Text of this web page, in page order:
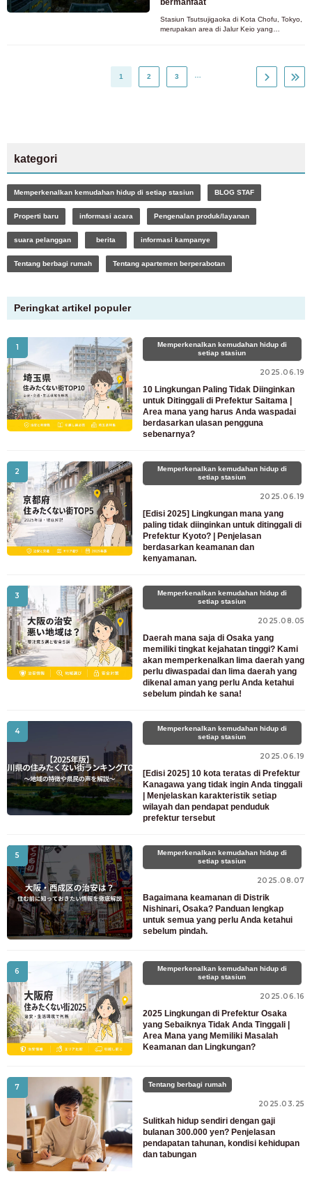
bermanfaat
Stasiun Tsutsujigaoka di Kota Chofu, Tokyo,
merupakan area di Jalur Keio yang
1 2 3
kategori
Memperkenalkan kemudahan hidup di setiap stasiun BLOG STAF
Properti baru informasi acara Pengenalan produk/layanan
suara pelanggan berita informasi kampanye
Tentang berbagi rumah Tentang apartemen berperabotan
Peringkat artikel populer
1
Memperkenalkan kemudahan hidup di
setiap stasiun
2025.06.19
10 Lingkungan Paling Tidak Diinginkan
untuk Ditinggali di Prefektur Saitama |
Area mana yang harus Anda waspadai
berdasarkan ulasan pengguna
sebenarnya?
2
Memperkenalkan kemudahan hidup di
setiap stasiun
2025.06.19
[Edisi 2025] Lingkungan mana yang
paling tidak diinginkan untuk ditinggali di
Prefektur Kyoto? | Penjelasan
berdasarkan keamanan dan
kenyamanan.
3
Memperkenalkan kemudahan hidup di
setiap stasiun
2025.08.05
Daerah mana saja di Osaka yang
memiliki tingkat kejahatan tinggi? Kami
akan memperkenalkan lima daerah yang
perlu diwaspadai dan lima daerah yang
dikenal aman yang perlu Anda ketahui
sebelum pindah ke sana!
4
Memperkenalkan kemudahan hidup di
setiap stasiun
2025.06.19
[Edisi 2025] 10 kota teratas di Prefektur
Kanagawa yang tidak ingin Anda tinggali
| Menjelaskan karakteristik setiap
wilayah dan pendapat penduduk
prefektur tersebut
5
Memperkenalkan kemudahan hidup di
setiap stasiun
2025.08.07
Bagaimana keamanan di Distrik
Nishinari, Osaka? Panduan lengkap
untuk semua yang perlu Anda ketahui
sebelum pindah.
6
Memperkenalkan kemudahan hidup di
setiap stasiun
2025.06.16
2025 Lingkungan di Prefektur Osaka
yang Sebaiknya Tidak Anda Tinggali |
Area Mana yang Memiliki Masalah
Keamanan dan Lingkungan?
7 Tentang berbagi rumah
2025.03.25
Sulitkah hidup sendiri dengan gaji
bulanan 300.000 yen? Penjelasan
pendapatan tahunan, kondisi kehidupan
dan tabungan
Untuk pelanggan yang mencari kamar
03-6712-4346
Hanya untuk calon penghuni dan penghuni
03-6712-4344